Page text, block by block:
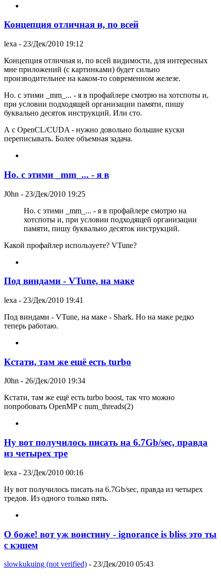
Концепция отличная и, по всей
lexa - 23/Дек/2010 19:12
Концепция отличная и, по всей видимости, для интересных
мне приложений (с картинками) будет сильно
производительнее на каком-то современном железе.
Но. с этими _mm_... - я в профайлере смотрю на хотспоты и,
при условии подходящей организации памяти, пишу
буквально десяток инструкций. Или сто.
А с OpenCL/CUDA - нужно довольно большие куски
переписывать. Более объемная задача.
Но. с этими _mm_... - я в
J0hn - 23/Дек/2010 19:25
Но. с этими _mm_... - я в профайлере смотрю на
хотспоты и, при условии подходящей организации
памяти, пишу буквально десяток инструкций.
Какой профайлер используете? VTune?
Под виндами - VTune, на маке
lexa - 23/Дек/2010 19:41
Под виндами - VTune, на маке - Shark. Но на маке редко
теперь работаю.
Кстати, там же ещё есть turbo
J0hn - 26/Дек/2010 19:34
Кстати, там же ещё есть turbo boost, так что можно
попробовать OpenMP c num_threads(2)
Ну вот получилось писать на 6.7Gb/sec, правда
из четырех тре
lexa - 23/Дек/2010 00:16
Ну вот получилось писать на 6.7Gb/sec, правда из четырех
тредов. Из одного только пять.
О боже! вот уж воистину - ignorance is bliss это ты
с кэшем
slowkukuing (not verified) - 23/Дек/2010 05:43